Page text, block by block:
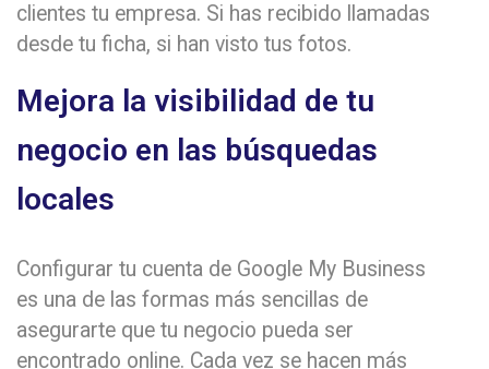
clientes tu empresa. Si has recibido llamadas
desde tu ficha, si han visto tus fotos.
Mejora la visibilidad de tu
negocio en las búsquedas
locales
Configurar tu cuenta de Google My Business
es una de las formas más sencillas de
asegurarte que tu negocio pueda ser
encontrado online. Cada vez se hacen más